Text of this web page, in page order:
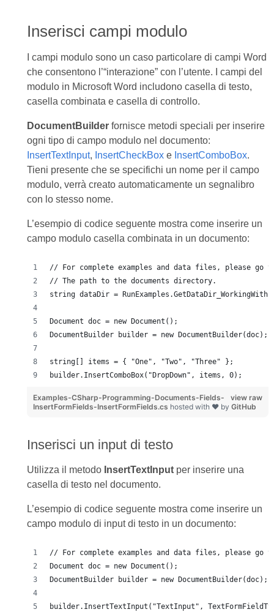
Inserisci campi modulo
I campi modulo sono un caso particolare di campi Word
che consentono l’“interazione” con l’utente. I campi del
modulo in Microsoft Word includono casella di testo,
casella combinata e casella di controllo.
DocumentBuilderfornisce metodi speciali per inserire
ogni tipo di campo modulo nel documento:
InsertTextInput, InsertCheckBoxe InsertComboBox.
Tieni presente che se specifichi un nome per il campo
modulo, verrà creato automaticamente un segnalibro
con lo stesso nome.
L’esempio di codice seguente mostra come inserire un
campo modulo casella combinata in un documento:
// For complete examples and data files, please go
// The path to the documents directory.
string dataDir =
Document doc = new Document();
DocumentBuilder builder = new DocumentBuilder(doc);
string[] items = { "One", "Two", "Three" };
builder.InsertComboBox("DropDown",
view raw
Examples-CSharp-Programming-Documents-Fields-
InsertFormFields-InsertFormFields.cs hosted with ❤ by GitHub
Inserisci un input di testo
Utilizza il metodo InsertTextInputper inserire una
casella di testo nel documento.
L’esempio di codice seguente mostra come inserire un
campo modulo di input di testo in un documento:
// For complete examples and data files, please go
Document doc = new Document();
DocumentBuilder builder = new DocumentBuilder(doc);
builder.InsertTextInput("TextInput",